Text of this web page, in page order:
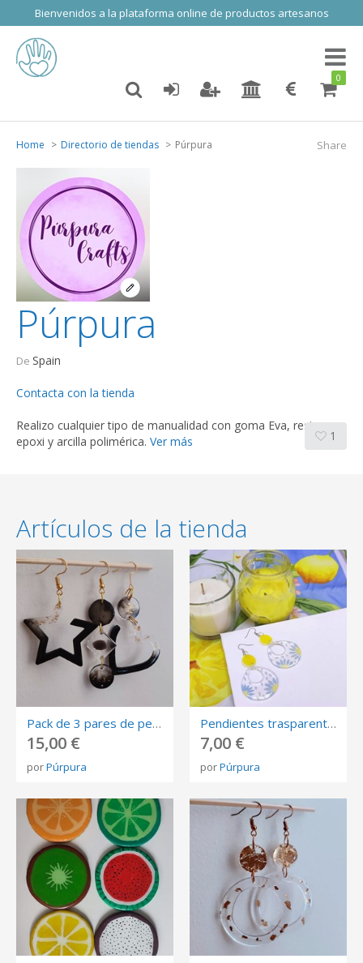
Bienvenidos a la plataforma online de productos artesanos
Toggle
0
Share
Home Directorio de tiendas Púrpura
Púrpura
De Spain
Contacta con la tienda
Realizo cualquier tipo de manualidad con goma Eva, resina
epoxi y arcilla polimérica. Ver más 1
Artículos de la tienda
Pack de 3 pares de pendientes
15,00 €
porPúrpura
Pendientes trasparente margarita azul
7,00 €
porPúrpura